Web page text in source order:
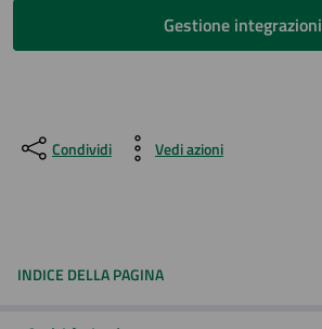
Gestione integrazioni
Condividi Vedi azioni
INDICE DELLA PAGINA